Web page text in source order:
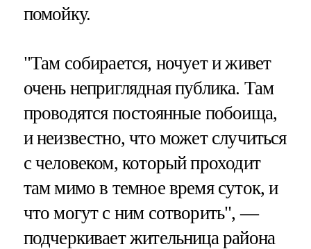
помойку.
"Там собирается, ночует и живет
очень неприглядная публика. Там
проводятся постоянные побоища,
и неизвестно, что может случиться
с человеком, который проходит
там мимо в темное время суток, и
что могут с ним сотворить", —
подчеркивает жительница района